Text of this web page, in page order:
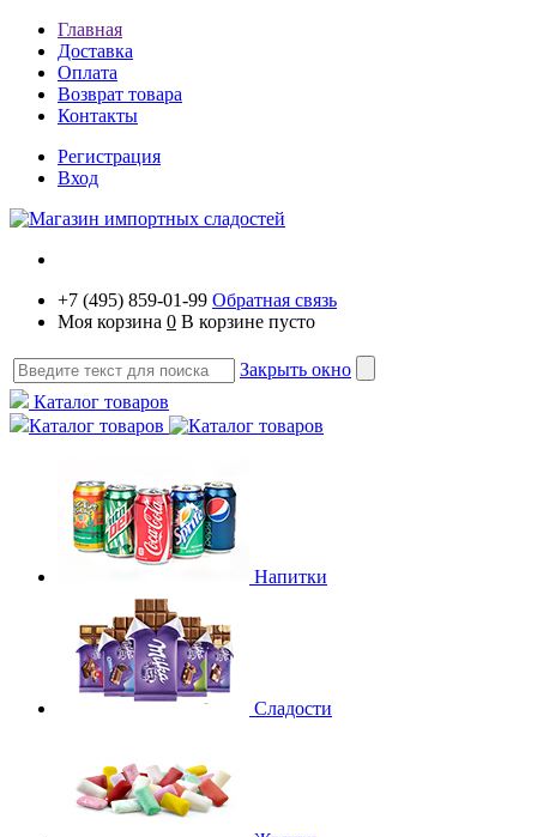
Главная
Доставка
Оплата
Возврат товара
Контакты
Регистрация
Вход
+7 (495) 859-01-99 Обратная связь
Моя корзина 0 В корзине пусто
Закрыть окно
Каталог товаров
Каталог товаров
Напитки
Сладости